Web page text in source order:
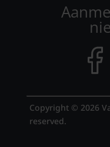
Copyright © 2026
reserved.